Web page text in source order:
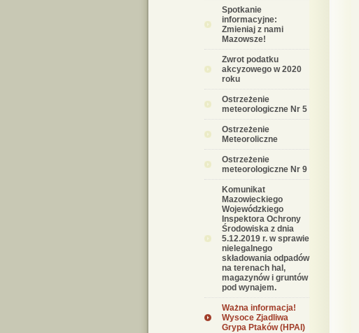
Spotkanie
informacyjne:
Zmieniaj z nami
Mazowsze!
Zwrot podatku
akcyzowego w 2020
roku
Ostrzeżenie
meteorologiczne Nr 5
Ostrzeżenie
Meteoroliczne
Ostrzeżenie
meteorologiczne Nr 9
Komunikat
Mazowieckiego
Wojewódzkiego
Inspektora Ochrony
Środowiska z dnia
5.12.2019 r. w sprawie
nielegalnego
składowania odpadów
na terenach hal,
magazynów i gruntów
pod wynajem.
Ważna informacja!
Wysoce Zjadliwa
Grypa Ptaków (HPAI)